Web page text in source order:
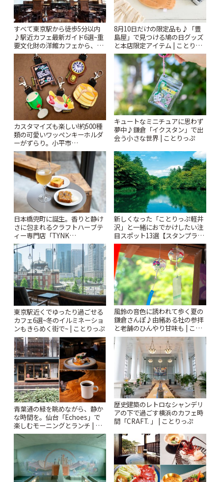
すべて東京駅から徒歩5分以内
♪駅近カフェ最新ガイド6選~重
要文化財の洋館カフェから、改
札すぐのレトロ喫茶まで~ | こと
りっぷ
8月10日だけの限定品も♪「豊
島屋」で見つける鳩の日グッズ
と本店限定アイテム | ことりっ
ぷ
カスタマイズも楽しい!約500種
類の可愛いワッペンキーホルダ
ーがずらり。小平市
「Kimamaya T&K」 | ことりっ
ぷ
キュートなミニチュアに思わず
夢中♪鎌倉「イクスタン」で出
会う小さな世界 | ことりっぷ
日本橋兜町に誕生。香りと静け
さに包まれるクラフトハーブテ
ィー専門店「TYNK
Kabutocho」 | ことりっぷ
新しくなった「ことりっぷ軽井
沢」と一緒におでかけしたい注
目スポット13選【スタンプラリ
ー開催中】 | ことりっぷ
東京駅近くでゆったり過ごせる
カフェ6選~冬のイルミネーショ
ンもきらめく街で~ | ことりっぷ
風鈴の音色に誘われて歩く夏の
鎌倉さんぽ♪由緒ある社の参拝
と老舗のひんやり甘味も | こと
りっぷ
青葉通の緑を眺めながら、静か
な時間を。仙台「Echoes」で
楽しむモーニングとランチ | こ
とりっぷ
歴史建築のレトロなシャンデリ
アの下で過ごす横浜のカフェ時
間「CRAFT. 」 | ことりっぷ